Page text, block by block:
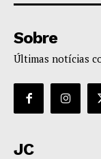
Sobre
Últimas notícias
JC